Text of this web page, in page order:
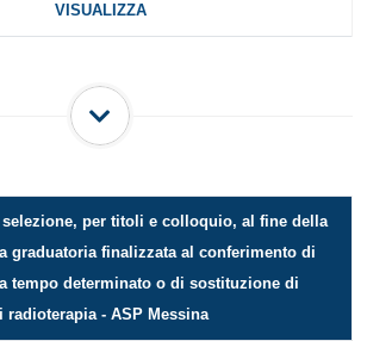
VISUALIZZA
per titoli e colloquio, al fine della
graduatoria finalizzata al conferimento di
tempo determinato o di sostituzione di
radioterapia - ASP Messina